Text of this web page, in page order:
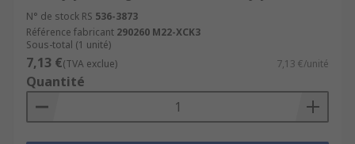
N° de stock RS 536-3873
Référence fabricant 290260 M22-XCK3
Sous-total (1 unité)
7,13 €(TVA exclue) 7,13 €/unité
Quantité